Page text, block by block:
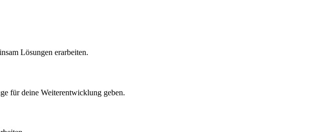
Lösungen erarbeiten.
für deine Weiterentwicklung geben.